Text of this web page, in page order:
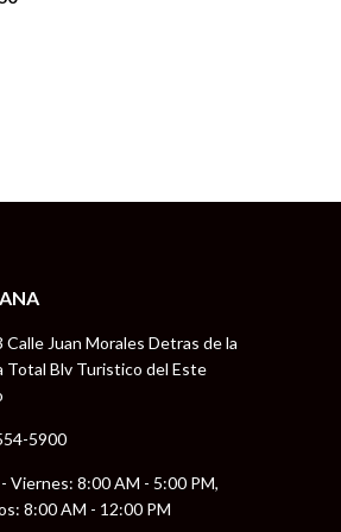
Calle Juan Morales Detras de la
Total Blv Turistico del Este
5900
Viernes: 8:00 AM - 5:00 PM,
8:00 AM - 12:00 PM